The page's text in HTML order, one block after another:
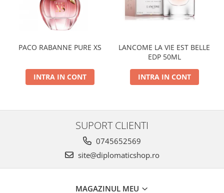
PACO RABANNE PURE XS
INTRA IN CONT
LANCOME LA VIE EST BELLE
EDP 50ML
INTRA IN CONT
SUPORT CLIENTI
0745652569
site@diplomaticshop.ro
MAGAZINUL MEU